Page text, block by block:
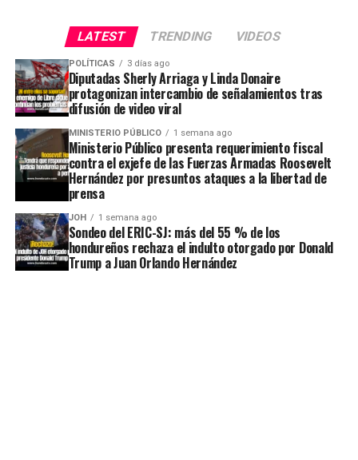
LATEST TRENDING VIDEOS
POLÍTICAS 3 días ago
Diputadas Sherly Arriaga y Linda Donaire
protagonizan intercambio de señalamientos tras
difusión de video viral
MINISTERIO PÚBLICO 1 semana ago
Ministerio Público presenta requerimiento fiscal
contra el exjefe de las Fuerzas Armadas Roosevelt
Hernández por presuntos ataques a la libertad de
prensa
JOH 1 semana ago
Sondeo del ERIC-SJ: más del 55 % de los
hondureños rechaza el indulto otorgado por Donald
Trump a Juan Orlando Hernández